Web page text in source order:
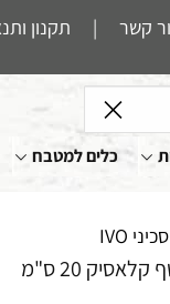
קשר | תקנון
כלים למטבח
סכיני IVO
20 ס"מ